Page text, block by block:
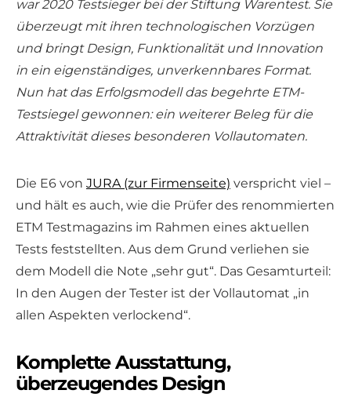
war 2020 Testsieger bei der Stiftung Warentest. Sie
überzeugt mit ihren technologischen Vorzügen
und bringt Design, Funktionalität und Innovation
in ein eigenständiges, unverkennbares Format.
Nun hat das Erfolgsmodell das begehrte ETM-
Testsiegel gewonnen: ein weiterer Beleg für die
Attraktivität dieses besonderen Vollautomaten.
Die E6 von JURA (zur Firmenseite) verspricht viel –
und hält es auch, wie die Prüfer des renommierten
ETM Testmagazins im Rahmen eines aktuellen
Tests feststellten. Aus dem Grund verliehen sie
dem Modell die Note „sehr gut“. Das Gesamturteil:
In den Augen der Tester ist der Vollautomat „in
allen Aspekten verlockend“.
Komplette Ausstattung,
überzeugendes Design